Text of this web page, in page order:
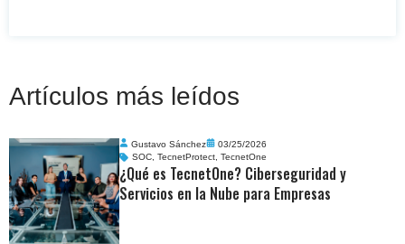
Artículos más leídos
Gustavo Sánchez
03/25/2026
SOC ,TecnetProtect ,TecnetOne
¿Qué es TecnetOne? Ciberseguridad y
Servicios en la Nube para Empresas